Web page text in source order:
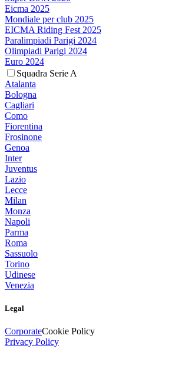
Eicma 2025
Mondiale per club 2025
EICMA Riding Fest 2025
Paralimpiadi Parigi 2024
Olimpiadi Parigi 2024
Euro 2024
Squadra Serie A
Atalanta
Bologna
Cagliari
Como
Fiorentina
Frosinone
Genoa
Inter
Juventus
Lazio
Lecce
Milan
Monza
Napoli
Parma
Roma
Sassuolo
Torino
Udinese
Venezia
Legal
CorporateCookie Policy
Privacy Policy